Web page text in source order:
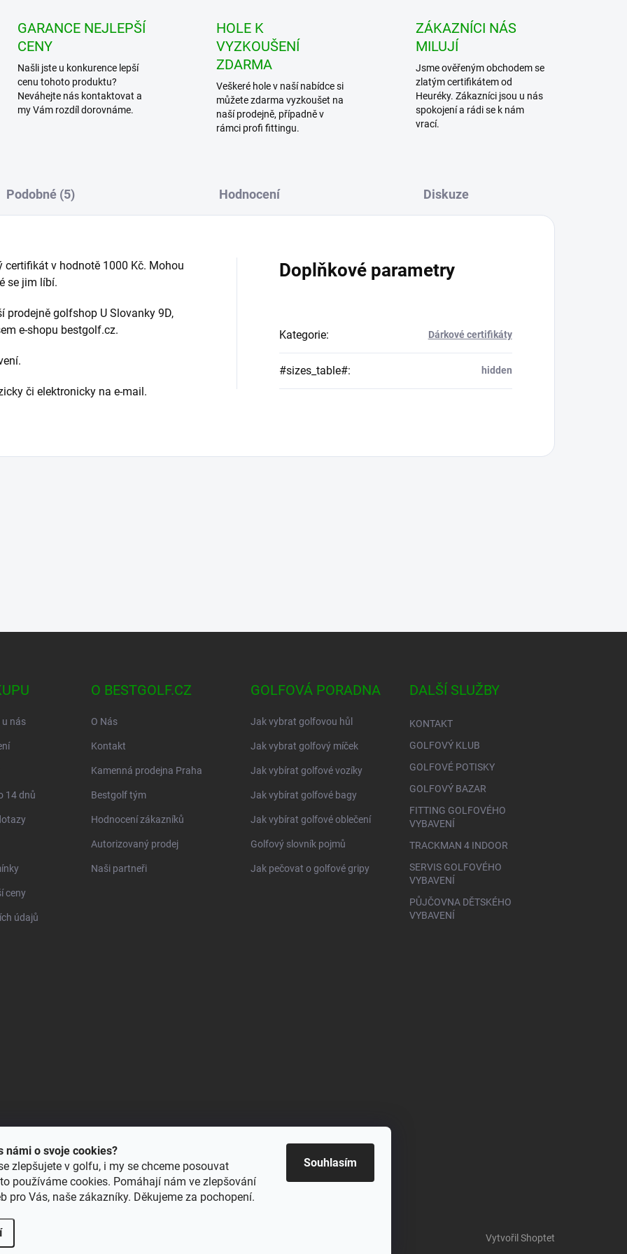
námi o svoje cookies?
zlepšujete v golfu, i my se chceme posouvat
používáme cookies. Pomáhají nám ve zlepšování
pro Vás, naše zákazníky. Děkujeme za pochopení.
Souhlasím
GARANCE NEJLEPŠÍ
CENY
Našli jste u konkurence lepší
cenu tohoto produktu?
Neváhejte nás kontaktovat a
my Vám rozdíl dorovnáme.
HOLE K
VYZKOUŠENÍ
ZDARMA
Veškeré hole v naší nabídce si
můžete zdarma vyzkoušet na
naší prodejně, případně v
rámci profi fittingu.
ZÁKAZNÍCI NÁS
MILUJÍ
Jsme ověřeným obchodem se
zlatým certifikátem od
Heuréky. Zákazníci jsou u nás
spokojení a rádi se k nám
vrací.
Podobné (5) Hodnocení Diskuze
v hodnotě 1000 Kč. Mohou
se jim líbí.
prodejně golfshop U Slovanky 9D,
e-shopu bestgolf.cz.
či elektronicky na e-mail.
Doplňkové parametry
Kategorie: Dárkové certifikáty
#sizes_table#: hidden
nás
14 dnů
ceny
údajů
O BESTGOLF.CZ
O Nás
Kontakt
Kamenná prodejna Praha
Bestgolf tým
Hodnocení zákazníků
Autorizovaný prodej
Naši partneři
GOLFOVÁ PORADNA
Jak vybrat golfovou hůl
Jak vybrat golfový míček
Jak vybírat golfové vozíky
Jak vybírat golfové bagy
Jak vybírat golfové oblečení
Golfový slovník pojmů
Jak pečovat o golfové gripy
DALŠÍ SLUŽBY
KONTAKT
GOLFOVÝ KLUB
GOLFOVÉ POTISKY
GOLFOVÝ BAZAR
FITTING GOLFOVÉHO
VYBAVENÍ
TRACKMAN 4 INDOOR
SERVIS GOLFOVÉHO
VYBAVENÍ
PŮJČOVNA DĚTSKÉHO
VYBAVENÍ
Vytvořil Shoptet
Upravit nastavení cookies